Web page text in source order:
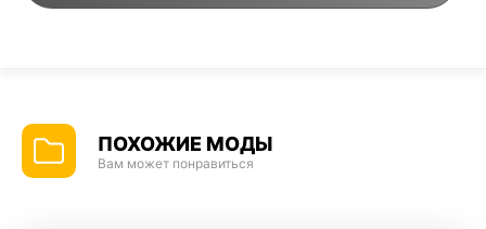
ПОХОЖИЕ МОДЫ
Вам может понравиться